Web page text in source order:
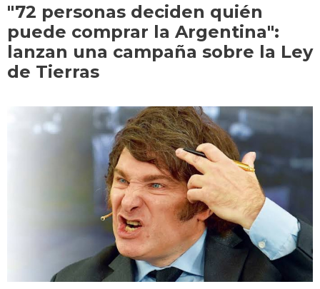
"72 personas deciden quién
puede comprar la Argentina":
lanzan una campaña sobre la Ley
de Tierras